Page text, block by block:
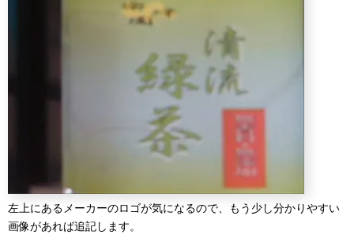
左上にあるメーカーのロゴが気になるので、もう少し分かりやすい
画像があれば追記します。